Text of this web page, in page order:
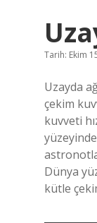
Tarih: Ekim
Uzayda
çekim
kuvveti
Dünya
kütle